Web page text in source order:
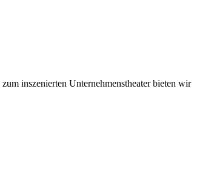
inszenierten Unternehmenstheater bieten wir